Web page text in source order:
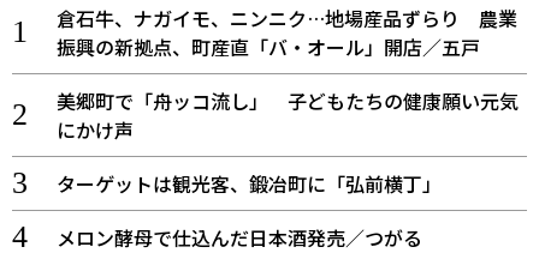
倉石牛、ナガイモ、ニンニク…地場産品ずらり 農業
振興の新拠点、町産直「バ・オール」開店／五戸
美郷町で「舟ッコ流し」 子どもたちの健康願い元気
にかけ声
ターゲットは観光客、鍛冶町に「弘前横丁」
メロン酵母で仕込んだ日本酒発売／つがる